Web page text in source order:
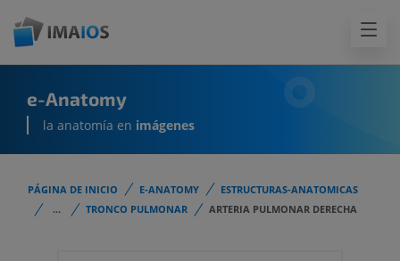
e-Anatomy
la anatomía en imágenes
PÁGINA DE INICIO E-ANATOMY
ESTRUCTURAS-ANATOMICAS
...
TRONCO PULMONAR ARTERIA PULMONAR DERECHA